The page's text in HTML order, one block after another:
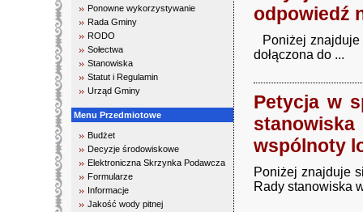
Ponowne wykorzystywanie
Rada Gminy
RODO
Sołectwa
Stanowiska
Statut i Regulamin
Urząd Gminy
Menu Przedmiotowe
Budżet
Decyzje środowiskowe
Elektroniczna Skrzynka Podawcza
Formularze
Informacje
Jakość wody pitnej
odpowiedź
Poniżej znajduje
dołączona do ...
Petycja w
wspólnoty
Poniżej znajduje
Rady stanowiska